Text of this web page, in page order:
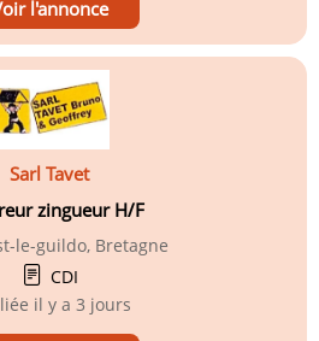
l'annonce
Sarl Tavet
zingueur H/F
le-guildo, Bretagne
CDI
il y a 3 jours